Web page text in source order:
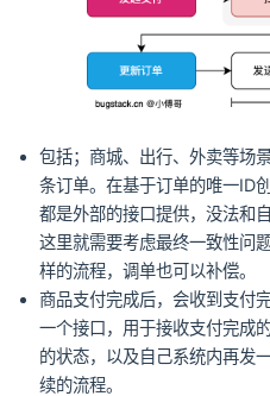
包括；商城、出行、外卖等场
条订单。在基于订单的唯一ID
都是外部的接口提供，没法和
这里就需要考虑最终一致性
样的流程，调单也可以补偿。
商品支付完成后，会收到支付
一个接口，用于接收支付完成
的状态，以及自己系统内再发
续的流程。